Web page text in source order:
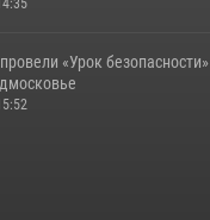
«Урок безопасности»